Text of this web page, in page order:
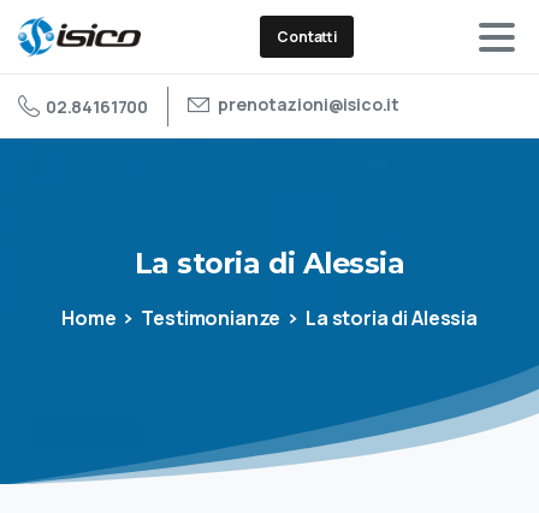
Contatti
02.84161700 prenotazioni@isico.it
La storia di Alessia
Home Testimonianze La storia di Alessia